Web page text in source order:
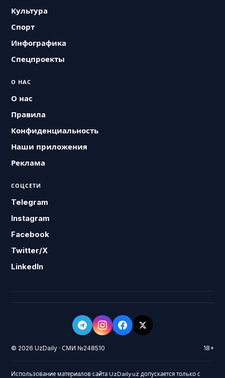
Культура
Спорт
Инфографика
Спецпроекты
О НАС
О нас
Правила
Конфиденциальность
Наши приложения
Реклама
СОЦСЕТИ
Telegram
Instagram
Facebook
Twitter/X
LinkedIn
© 2026 UzDaily · СМИ №248510 18+
Использование материалов сайта UzDaily.uz допускается только с